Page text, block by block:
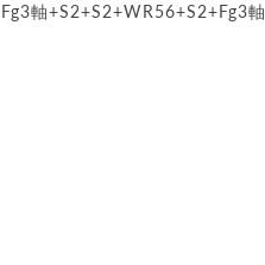
Fg3軸+S2+S2+WR56+S2+Fg3軸